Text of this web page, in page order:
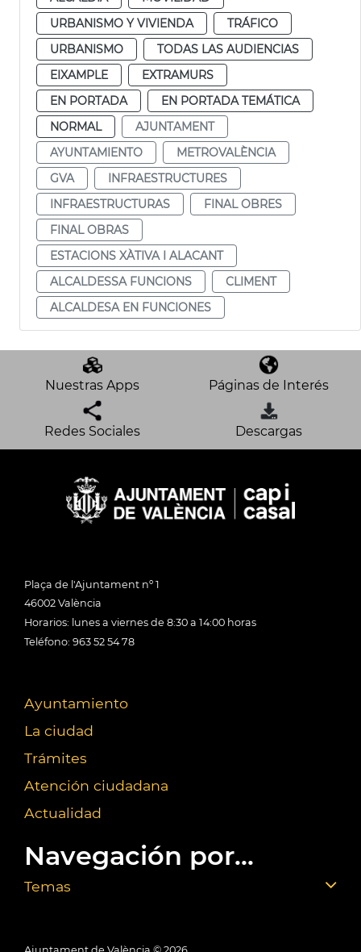
URBANISMO Y VIVIENDA
TRÁFICO
URBANISMO
TODAS LAS AUDIENCIAS
EIXAMPLE
EXTRAMURS
EN PORTADA
EN PORTADA TEMÁTICA
NORMAL
AJUNTAMENT
AYUNTAMIENTO
METROVALÈNCIA
GVA
INFRAESTRUCTURES
INFRAESTRUCTURAS
FINAL OBRES
FINAL OBRAS
ESTACIONS XÀTIVA I ALACANT
ALCALDESSA FUNCIONS
CLIMENT
ALCALDESA EN FUNCIONES
Nuestras Apps Páginas de Interés
Redes Sociales Descargas
Plaça de l'Ajuntament nº 1
46002 València
Horarios: lunes a viernes de 8:30 a 14:00 horas
Teléfono: 963 52 54 78
Ayuntamiento
La ciudad
Trámites
Atención ciudadana
Actualidad
Navegación por...
Temas